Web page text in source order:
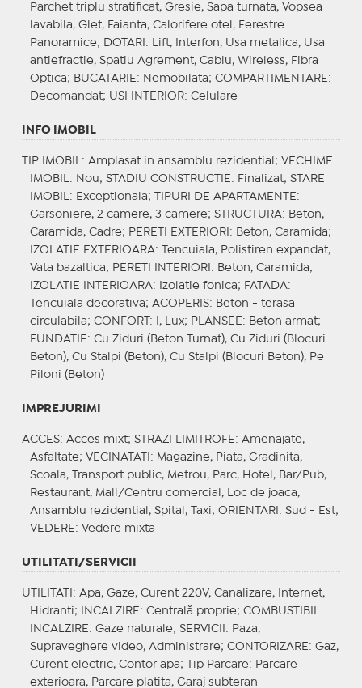
Parchet triplu stratificat, Gresie, Sapa turnata, Vopsea
lavabila, Glet, Faianta, Calorifere otel, Ferestre
Panoramice;
DOTARI : Lift, Interfon, Usa metalica, Usa
antiefractie, Spatiu Agrement, Cablu, Wireless, Fibra
Optica; BUCATARIE : Nemobilata; COMPARTIMENTARE :
Decomandat; USI INTERIOR: Celulare
INFO IMOBIL
TIP IMOBIL : Amplasat in ansamblu rezidential; VECHIME
IMOBIL : Nou; STADIU CONSTRUCTIE : Finalizat; STARE
IMOBIL : Exceptionala; TIPURI DE APARTAMENTE :
Garsoniere, 2 camere, 3 camere; STRUCTURA: Beton,
Caramida, Cadre; PERETI EXTERIORI : Beton, Caramida;
IZOLATIE EXTERIOARA: Tencuiala, Polistiren expandat,
Vata bazaltica; PERETI INTERIORI : Beton, Caramida;
IZOLATIE INTERIOARA: Izolatie fonica; FATADA:
Tencuiala decorativa; ACOPERIS: Beton - terasa
circulabila; CONFORT : I, Lux; PLANSEE : Beton armat;
FUNDATIE : Cu Ziduri (Beton Turnat), Cu Ziduri (Blocuri
Beton), Cu Stalpi (Beton), Cu Stalpi (Blocuri Beton), Pe
Piloni (Beton)
IMPREJURIMI
ACCES: Acces mixt; STRAZI LIMITROFE : Amenajate,
Asfaltate; VECINATATI : Magazine, Piata, Gradinita,
Scoala, Transport public, Metrou, Parc, Hotel, Bar/Pub,
Restaurant, Mall/Centru comercial, Loc de joaca,
Ansamblu rezidential, Spital, Taxi; ORIENTARI : Sud - Est;
VEDERE : Vedere mixta
UTILITATI/SERVICII
UTILITATI : Apa, Gaze, Curent 220V, Canalizare, Internet,
Hidranti;
INCALZIRE : Centrală proprie; COMBUSTIBIL
INCALZIRE : Gaze naturale; SERVICII : Paza,
Supraveghere video, Administrare; CONTORIZARE : Gaz,
Curent electric, Contor apa;
Tip Parcare: Parcare
exterioara, Parcare platita, Garaj subteran